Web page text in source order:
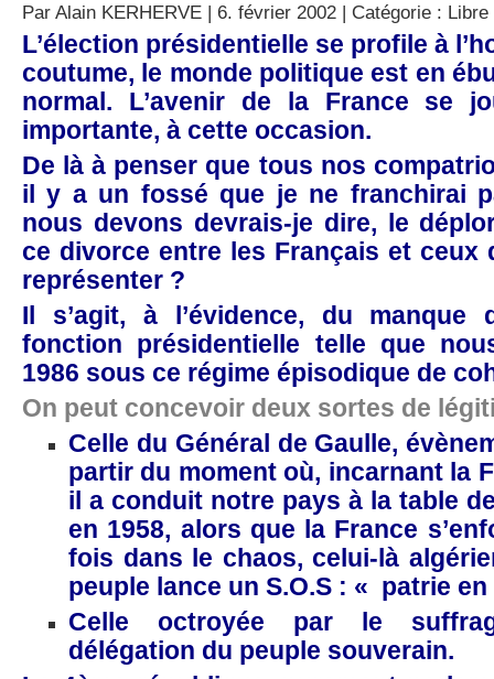
Par Alain KERHERVE | 6. février 2002 | Catégorie : Libre
L’élection présidentielle se profile à
coutume, le monde politique est en
normal. L’avenir de la France se
importante, à cette occasion.
De là à penser que tous nos
il y a un fossé que je ne franchirai
nous devons devrais-je dire, le
ce divorce entre les Français et ceux
représenter ?
Il s’agit, à l’évidence, du
fonction présidentielle telle que
1986 sous ce régime épisodique de
On peut concevoir deux sortes de
Celle du Général de Gaulle,
partir du moment où, incarnant la
il a conduit notre pays à la table
en 1958, alors que la France
fois dans le chaos, celui-là
peuple lance un S.O.S : « patrie
Celle octroyée par le
délégation du peuple souverain.